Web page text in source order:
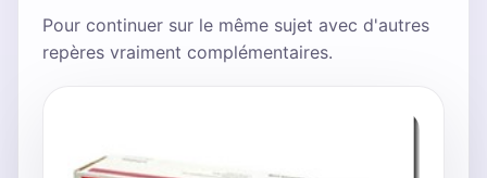
Pour continuer sur le même sujet avec d'autres
repères vraiment complémentaires.